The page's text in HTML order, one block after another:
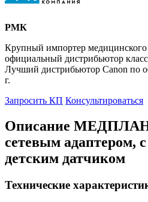
РМК
Крупный импортер медицинского
официальный дистрибьютор
Лучший дистрибьютор Canon по
г.
Запросить КП Консультироваться
Описание
сетевым адаптером,
детским датчиком
Технические